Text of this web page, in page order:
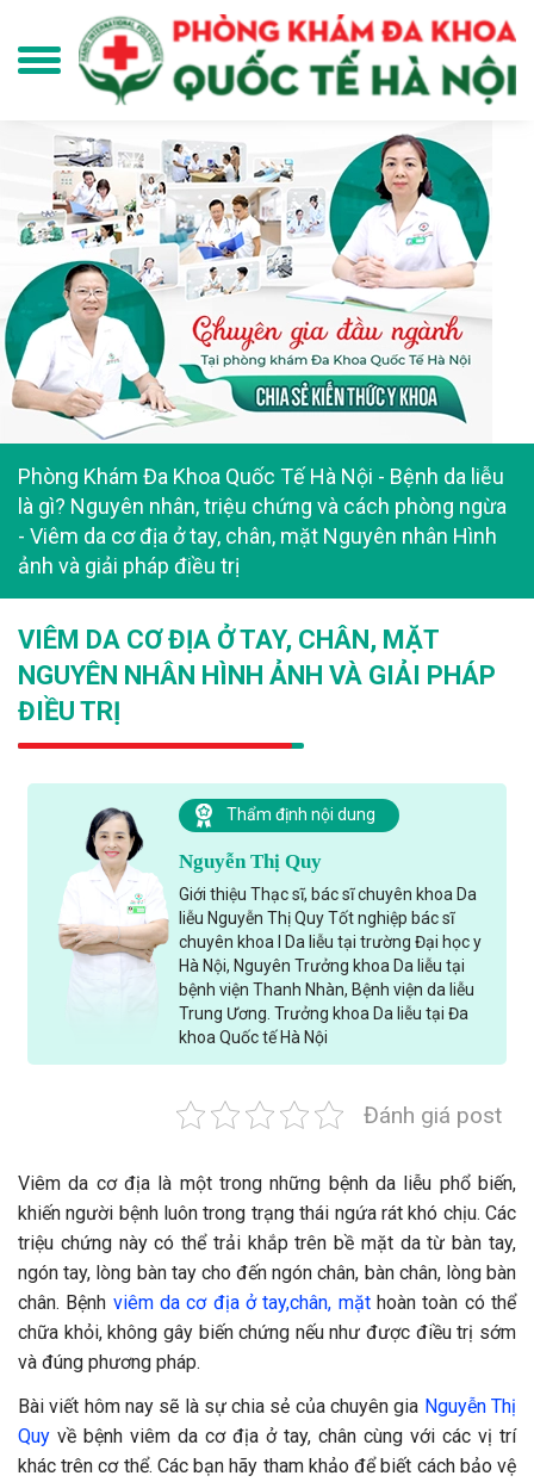
Phòng Khám Đa Khoa Quốc Tế Hà Nội - Bệnh da liễu
là gì? Nguyên nhân, triệu chứng và cách phòng ngừa
- Viêm da cơ địa ở tay, chân, mặt Nguyên nhân Hình
ảnh và giải pháp điều trị
VIÊM DA CƠ ĐỊA Ở TAY, CHÂN, MẶT
NGUYÊN NHÂN HÌNH ẢNH VÀ GIẢI PHÁP
ĐIỀU TRỊ
Thẩm định nội dung
Nguyễn Thị Quy
Giới thiệu Thạc sĩ, bác sĩ chuyên khoa Da
liễu Nguyễn Thị Quy Tốt nghiệp bác sĩ
chuyên khoa I Da liễu tại trường Đại học y
Hà Nội, Nguyên Trưởng khoa Da liễu tại
bệnh viện Thanh Nhàn, Bệnh viện da liễu
Trung Ương. Trưởng khoa Da liễu tại Đa
khoa Quốc tế Hà Nội
Đánh giá post
Viêm da cơ địa là một trong những bệnh da liễu phổ biến,
khiến người bệnh luôn trong trạng thái ngứa rát khó chịu. Các
triệu chứng này có thể trải khắp trên bề mặt da từ bàn tay,
ngón tay, lòng bàn tay cho đến ngón chân, bàn chân, lòng bàn
chân. Bệnh viêm da cơ địa ở tay,chân, mặthoàn toàn có thể
chữa khỏi, không gây biến chứng nếu như được điều trị sớm
và đúng phương pháp.
Bài viết hôm nay sẽ là sự chia sẻ của chuyên gia Nguyễn Thị
Quy về bệnh viêm da cơ địa ở tay, chân cùng với các vị trí
khác trên cơ thể. Các bạn hãy tham khảo để biết cách bảo vệ